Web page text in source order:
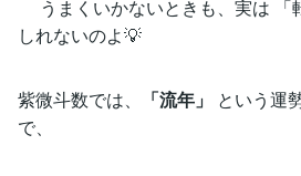
うまくいかないときも、実は 「
しれないのよ💡
紫微斗数では、 「流年」
という運
で、